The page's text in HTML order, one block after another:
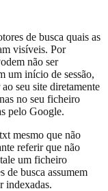
de busca quais as
visíveis. Por
não ser
um início de sessão,
seu site diretamente
no seu ficheiro
pelo Google.
mesmo que não
referir que não
um ficheiro
de busca assumem
indexadas.